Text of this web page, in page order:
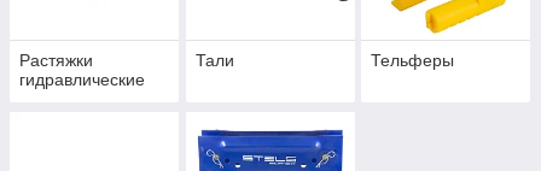
Растяжки
гидравлические
Тали Тельферы